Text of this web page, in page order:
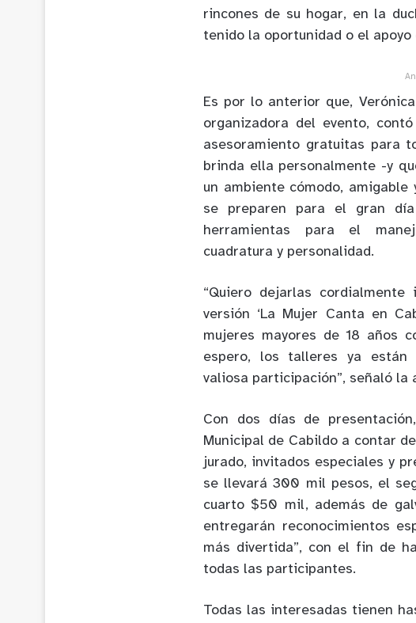
rincones de su hogar, en la
tenido la oportunidad o el apoyo
Es por lo anterior que,
organizadora del evento,
asesoramiento gratuitas para
brinda ella personalmente -y
un ambiente cómodo,
se preparen para el gran día
herramientas para el
cuadratura y personalidad.
“Quiero dejarlas
versión ‘La Mujer Canta en
mujeres mayores de 18 años
espero, los talleres ya están
valiosa participación”, señaló la
Con dos días de
Municipal de Cabildo a contar
jurado, invitados especiales y
se llevará 300 mil pesos, el
cuarto $50 mil, además de
entregarán reconocimientos
más divertida”, con el fin de
todas las participantes.
Todas las interesadas tienen